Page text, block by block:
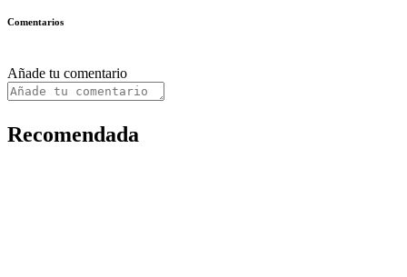
Comentarios
Añade tu comentario
Recomendada